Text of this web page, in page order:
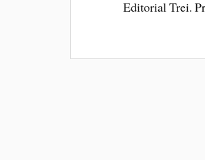
Editorial Trei.